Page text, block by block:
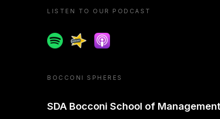
LISTEN TO OUR PODCAST
SpotifySpreakerApple podcast
BOCCONI SPHERES
SDA Bocconi School of Management